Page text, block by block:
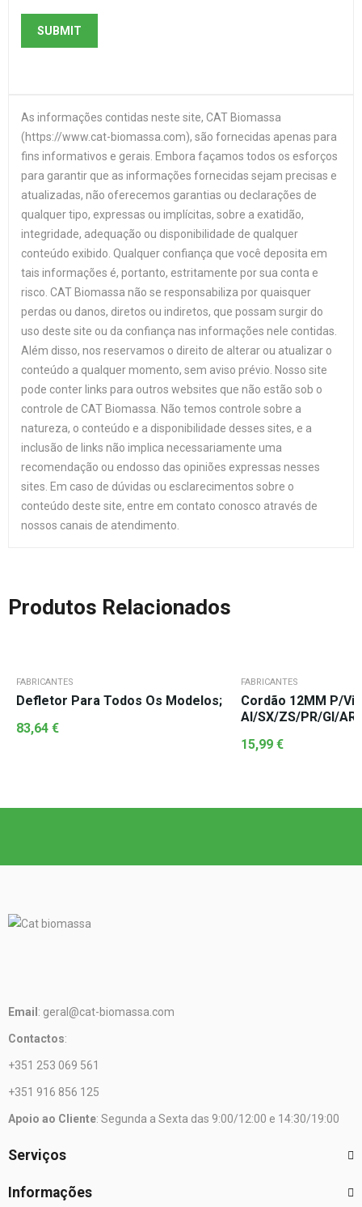
As informações contidas neste site, CAT Biomassa
(https://www.cat-biomassa.com), são fornecidas apenas para
fins informativos e gerais. Embora façamos todos os esforços
para garantir que as informações fornecidas sejam precisas e
atualizadas, não oferecemos garantias ou declarações de
qualquer tipo, expressas ou implícitas, sobre a exatidão,
integridade, adequação ou disponibilidade de qualquer
conteúdo exibido. Qualquer confiança que você deposita em
tais informações é, portanto, estritamente por sua conta e
risco. CAT Biomassa não se responsabiliza por quaisquer
perdas ou danos, diretos ou indiretos, que possam surgir do
uso deste site ou da confiança nas informações nele contidas.
Além disso, nos reservamos o direito de alterar ou atualizar o
conteúdo a qualquer momento, sem aviso prévio. Nosso site
pode conter links para outros websites que não estão sob o
controle de CAT Biomassa. Não temos controle sobre a
natureza, o conteúdo e a disponibilidade desses sites, e a
inclusão de links não implica necessariamente uma
recomendação ou endosso das opiniões expressas nesses
sites. Em caso de dúvidas ou esclarecimentos sobre o
conteúdo deste site, entre em contato conosco através de
nossos canais de atendimento.
Produtos Relacionados
FABRICANTES
Defletor Para Todos Os Modelos;
83,64 €
FABRICANTES
Cordão 12MM P/
AI/SX/ZS/PR/GI/
15,99 €
Email : geral@cat-biomassa.com
Contactos:
+351 253 069 561
+351 916 856 125
Apoio ao Cliente: Segunda a Sexta das 9:00/12:00 e 14:30/19:00
Serviços
Informações